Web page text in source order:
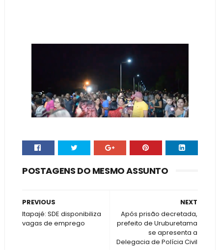
POSTAGENS DO MESMO ASSUNTO
NEXT
Após prisão decretada,
prefeito de Uruburetama
se apresenta a
Delegacia de Polícia Civil
PREVIOUS
Itapajé: SDE disponibiliza
vagas de emprego